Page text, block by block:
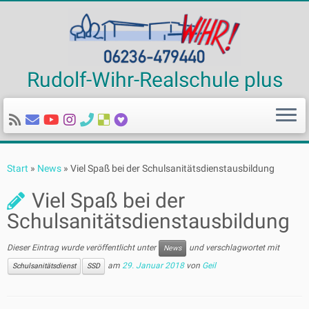
Inhalt
Rudolf-Wihr-Realschule plus
Start » News » Viel Spaß bei der Schulsanitätsdienstausbildung
Viel Spaß bei der
Schulsanitätsdienstausbildung
Dieser Eintrag wurde veröffentlicht unter News und verschlagwortet mit
Schulsanitätsdienst SSD am 29. Januar 2018 von Geil